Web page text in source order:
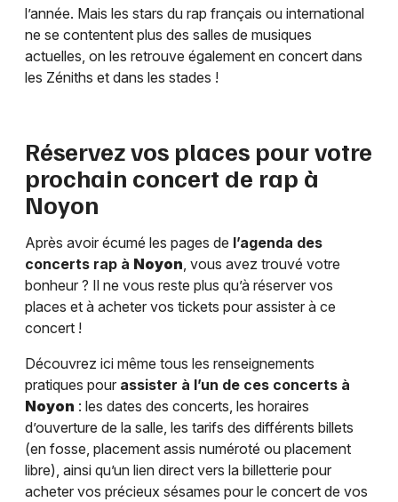
l’année. Mais les stars du rap français ou international
ne se contentent plus des salles de musiques
actuelles, on les retrouve également en concert dans
les Zéniths et dans les stades !
Réservez vos places pour votre
prochain concert de rap à
Noyon
Après avoir écumé les pages de l’agenda des
concerts rap à Noyon, vous avez trouvé votre
bonheur ? Il ne vous reste plus qu’à réserver vos
places et à acheter vos tickets pour assister à ce
concert !
Découvrez ici même tous les renseignements
pratiques pour assister à l’un de ces concerts à
Noyon : les dates des concerts, les horaires
d’ouverture de la salle, les tarifs des différents billets
(en fosse, placement assis numéroté ou placement
libre), ainsi qu’un lien direct vers la billetterie pour
acheter vos précieux sésames pour le concert de vos